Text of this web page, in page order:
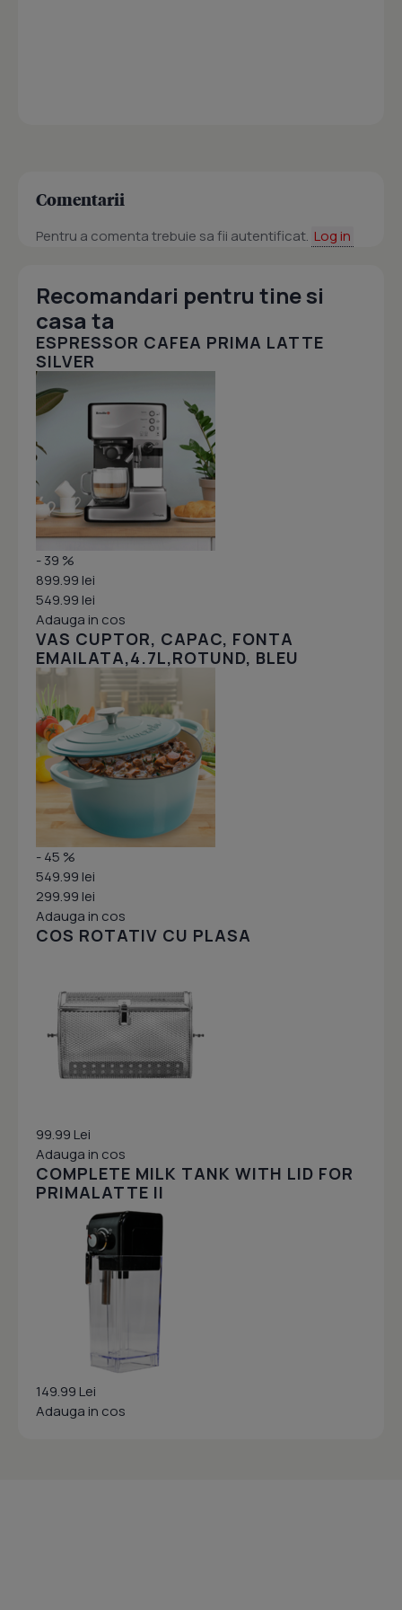
Comentarii
Pentru a comenta trebuie sa fii autentificat. Log in
Recomandari pentru tine si
casa ta
ESPRESSOR CAFEA PRIMA LATTE
SILVER
- 39 %
899.99 lei
549.99 lei
Adauga in cos
VAS CUPTOR, CAPAC, FONTA
EMAILATA,4.7L,ROTUND, BLEU
- 45 %
549.99 lei
299.99 lei
Adauga in cos
COS ROTATIV CU PLASA
99.99 Lei
Adauga in cos
COMPLETE MILK TANK WITH LID FOR
PRIMALATTE II
149.99 Lei
Adauga in cos